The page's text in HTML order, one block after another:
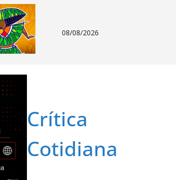
08/08/2026
Crítica
Cotidiana